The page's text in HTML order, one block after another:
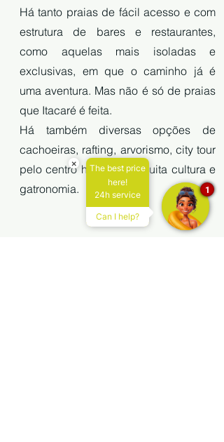
Há tanto praias de fácil acesso e com
estrutura de bares e restaurantes,
como aquelas mais isoladas e
exclusivas, em que o caminho já é
uma aventura. Mas não é só de praias
que Itacaré é feita.
Há também diversas opções de
cachoeiras, rafting, arvorismo, city tour
pelo centro histórico, e muita cultura e
gatronomia.
×
The best price
here!
24h service
Can I help?
1